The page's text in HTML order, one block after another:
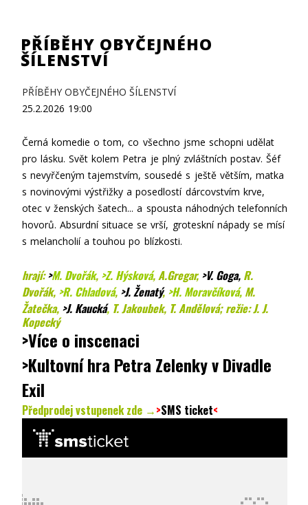
PŘÍBĚHY OBYČEJNÉHO
ŠÍLENSTVÍ
PŘÍBĚHY OBYČEJNÉHO ŠÍLENSTVÍ
25.2.2026 19:00
Černá komedie o tom, co všechno jsme schopni udělat
pro lásku. Svět kolem Petra je plný zvláštních postav. Šéf
s nevyřčeným tajemstvím, sousedé s ještě větším, matka
s novinovými výstřižky a posedlostí dárcovstvím krve,
otec v ženských šatech... a spousta náhodných telefonních
hovorů. Absurdní situace se vrší, groteskní nápady se mísí
s melancholií a touhou po blízkosti.
hrají:>M. Dvořák, >Z. Hýsková, A.Gregar, >V. Goga, R.
Dvořák, >R. Chladová, >J. Ženatý, >H. Moravčíková, M.
Žatečka, >J. Kaucká, T. Jakoubek, T. Andělová; režie: J. J.
Kopecký
>Více o inscenaci
>Kultovní hra Petra Zelenky v Divadle
Exil
Předprodej vstupenek zde →>SMS ticket<